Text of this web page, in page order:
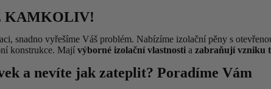
KAMKOLIV!
snadno vyřešíme Váš problém. Nabízíme izolační pěny s
konstrukce. Mají výborné izolační vlastnosti a zabraňují vzniku
a nevíte jak zateplit? Poradíme Vám